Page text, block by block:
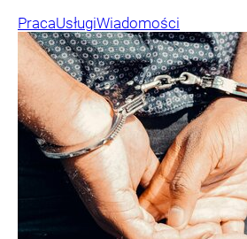
PracaUsługiWiadomości